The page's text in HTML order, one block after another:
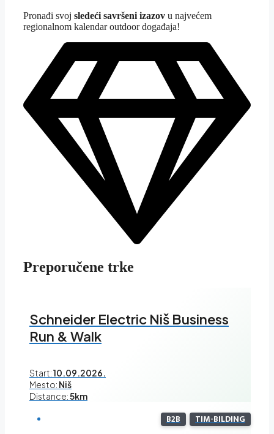
Pronađi svoj sledeći savršeni izazov u najvećem
regionalnom kalendar outdoor događaja!
Preporučene trke
Schneider Electric Niš Business
Run & Walk
Start:10.09.2026.
Mesto: Niš
Distance:5km
B2B TIM-BILDING